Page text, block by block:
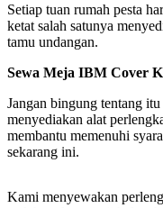
Setiap tuan rumah pesta
ketat salah satunya
tamu undangan.
Sewa Meja IBM Cover
Jangan bingung tentang
menyediakan alat
membantu memenuhi
sekarang ini.
Kami menyewakan